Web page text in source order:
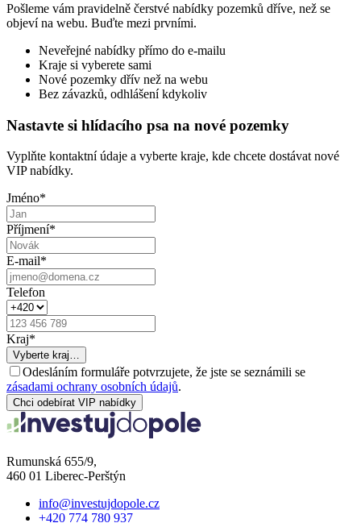
Pošleme vám pravidelně čerstvé nabídky pozemků dříve, než se
objeví na webu. Buďte mezi prvními.
Neveřejné nabídky přímo do e-mailu
Kraje si vyberete sami
Nové pozemky dřív než na webu
Bez závazků, odhlášení kdykoliv
Nastavte si hlídacího psa na nové pozemky
Vyplňte kontaktní údaje a vyberte kraje, kde chcete dostávat nové
VIP nabídky.
Jméno*
Příjmení*
E-mail*
Telefon
Kraj*
Vyberte kraj…
Odesláním formuláře potvrzujete, že jste se seznámili se
zásadami ochrany osobních údajů.
Chci odebírat VIP nabídky
Rumunská 655/9,
460 01 Liberec-Perštýn
info@investujdopole.cz
+420 774 780 937